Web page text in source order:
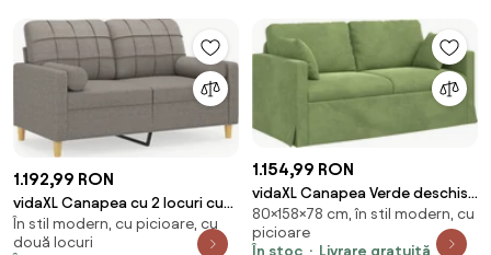
1.192,99 RON
vidaXL Canapea cu 2 locuri cu
pernuțe, gri taupe, 120 cm,
textil
În stil modern, cu picioare, cu
două locuri
1.154,99 RON
vidaXL Canapea Verde deschis
158 x 78 x 80 cm Catifea
80×158×78 cm, în stil modern, cu
picioare
În stoc
Livrare gratuită